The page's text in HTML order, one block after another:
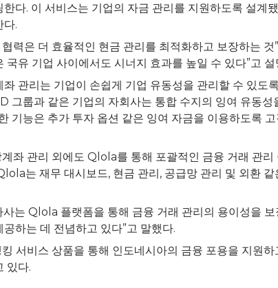
한다. 이 서비스는 기업의 자금 관리를 지원하도록 설계
다.
력은 더 효율적인 현금 관리를 최적화하고 보장하는
국유 기업 사이에서도 시너지 효과를 높일 수 있다”고 설
좌 관리는 기업이 손쉽게 기업 유동성을 관리할 수 있도
그룹과 같은 기업의 자회사는 통합 수지의 잉여 유동
기능은 추가 투자 옵션 같은 잉여 자금을 이용하도록
좌 관리 외에도 Qlola를 통해 포괄적인 금융 거래 관리
는 재무 대시보드, 현금 관리, 공급망 관리 및 외환
는 Qlola 플랫폼을 통해 금융 거래 관리의 용이성을
하는 데 전념하고 있다”고 말했다.
서비스 상품을 통해 인도네시아의 금융 포용을 지원
있다.